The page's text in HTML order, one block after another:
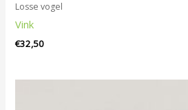
Losse vogel
Vink
€32,50